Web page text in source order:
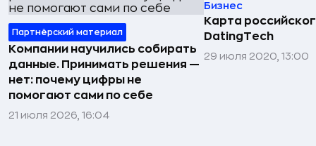
Партнёрский материал
Компании научились собирать
данные. Принимать решения —
нет: почему цифры не
помогают сами по себе
21 июля 2026, 16:04
Бизнес
Карта
DatingTech
29 июля 2020, 13:00